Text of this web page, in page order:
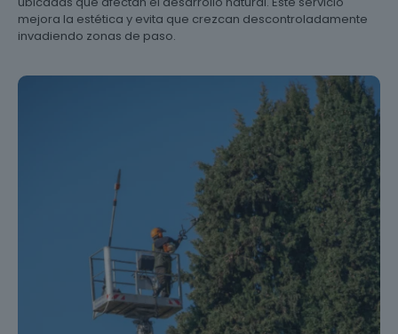
mejora la estética y evita que crezcan descontroladamente
invadiendo zonas de paso.